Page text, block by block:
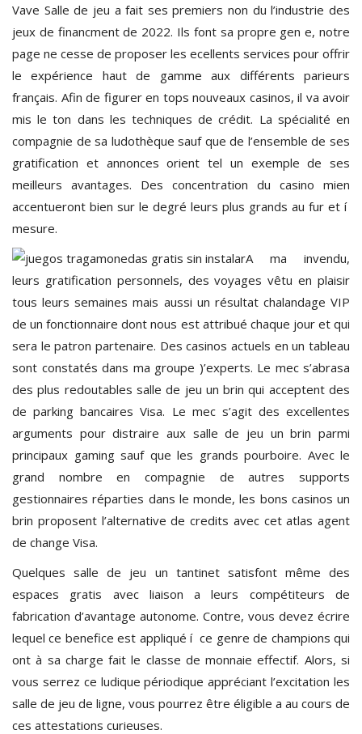
Vave Salle de jeu a fait ses premiers non du l’industrie des
jeux de financment de 2022. Ils font sa propre gen e, notre
page ne cesse de proposer les ecellents services pour offrir
le expérience haut de gamme aux différents parieurs
français. Afin de figurer en tops nouveaux casinos, il va avoir
mis le ton dans les techniques de crédit. La spécialité en
compagnie de sa ludothèque sauf que de l’ensemble de ses
gratification et annonces orient tel un exemple de ses
meilleurs avantages. Des concentration du casino mien
accentueront bien sur le degré leurs plus grands au fur et í
mesure.
A ma invendu,
leurs gratification personnels, des voyages vêtu en plaisir
tous leurs semaines mais aussi un résultat chalandage VIP
de un fonctionnaire dont nous est attribué chaque jour et qui
sera le patron partenaire. Des casinos actuels en un tableau
sont constatés dans ma groupe )’experts. Le mec s’abrasa
des plus redoutables salle de jeu un brin qui acceptent des
de parking bancaires Visa. Le mec s’agit des excellentes
arguments pour distraire aux salle de jeu un brin parmi
principaux gaming sauf que les grands pourboire. Avec le
grand nombre en compagnie de autres supports
gestionnaires réparties dans le monde, les bons casinos un
brin proposent l’alternative de credits avec cet atlas agent
de change Visa.
Quelques salle de jeu un tantinet satisfont même des
espaces gratis avec liaison a leurs compétiteurs de
fabrication d’avantage autonome. Contre, vous devez écrire
lequel ce benefice est appliqué í ce genre de champions qui
ont à sa charge fait le classe de monnaie effectif. Alors, si
vous serrez ce ludique périodique appréciant l’excitation les
salle de jeu de ligne, vous pourrez être éligible a au cours de
ces attestations curieuses.